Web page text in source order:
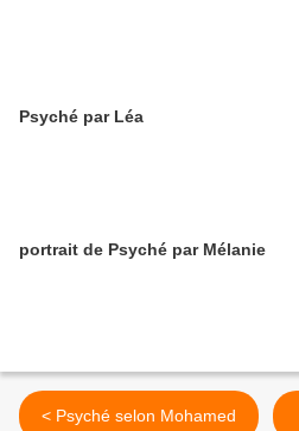
Psyché par Léa
portrait de Psyché par Mélanie
< Psyché selon Mohamed